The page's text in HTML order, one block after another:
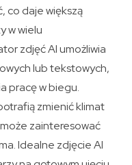
co daje większą
w wielu
zdjęć AI umożliwia
lub tekstowych,
pracę w biegu.
zmienić klimat
zainteresować
Idealne zdjęcie AI